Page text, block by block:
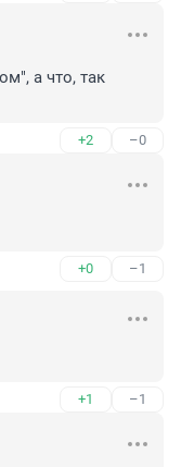
а что, так
+2 –0
+0 –1
+1 –1